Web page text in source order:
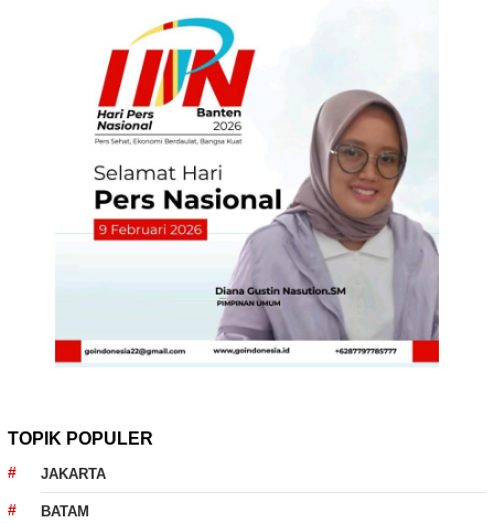
TOPIK POPULER
JAKARTA
BATAM